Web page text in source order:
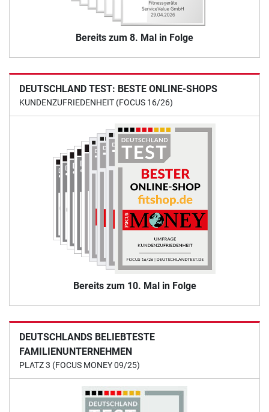
Bereits zum 8. Mal in Folge
DEUTSCHLAND TEST: BESTE ONLINE-SHOPS
KUNDENZUFRIEDENHEIT (FOCUS 16/26)
Bereits zum 10. Mal in Folge
DEUTSCHLANDS BELIEBTESTE
FAMILIENUNTERNEHMEN
PLATZ 3 (FOCUS MONEY 09/25)